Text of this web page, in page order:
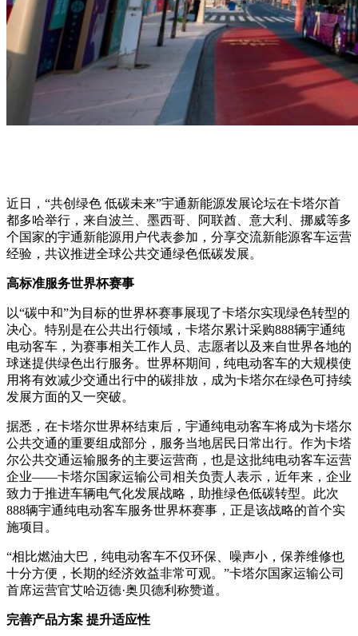
近日，“共创绿色 低碳未来”宇通新能源发展论坛在卡塔尔首
都多哈举行，来自波兰、墨西哥、阿联酋、意大利、挪威等多
个国家的宇通新能源用户代表参加，分享交流新能源客车运营
经验，共议推进全球公共交通绿色低碳发展。
高标准服务世界杯赛事
以“碳中和”为目标的世界杯赛事展现了卡塔尔实现绿色转型的
决心。特别是在公共出行领域，卡塔尔累计采购888辆宇通纯
电动客车，为赛事相关工作人员、志愿者以及来自世界各地的
球迷提供绿色出行服务。世界杯期间，纯电动客车的大规模使
用将有效减少交通出行中的碳排放，成为卡塔尔在绿色可持续
发展方面的又一突破。
据悉，在卡塔尔世界杯结束后，宇通纯电动客车将成为卡塔尔
公共交通的重要组成部分，服务当地居民日常出行。作为卡塔
尔公共交通运输服务的主要运营商，也是这批纯电动客车运营
企业——卡塔尔国家运输公司相关负责人表示，近年来，企业
致力于推进车辆电气化发展战略，助推绿色低碳转型。此次
888辆宇通纯电动客车服务世界杯赛事，正是该战略的首个实
施项目。
“相比燃油大巴，纯电动客车不仅环保、噪声小，保养维修也
十分方便，长期的经济效益非常可观。”卡塔尔国家运输公司
首席运营官艾哈迈德·奥贝德利称赞道。
完善产品方案 提升适应性